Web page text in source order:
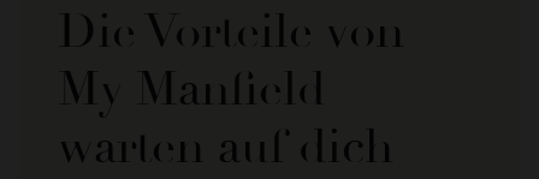
Die Vorteile von
My Manfield
warten auf dich